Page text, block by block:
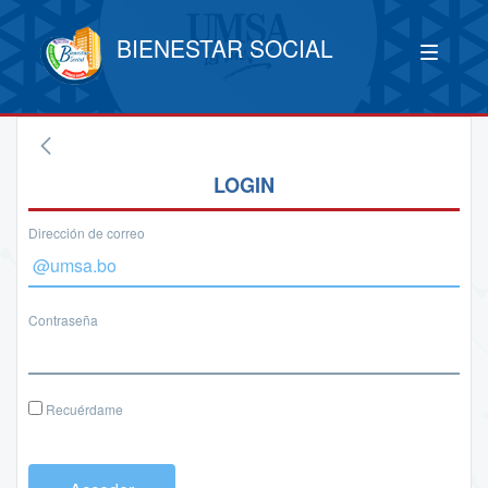
BIENESTAR SOCIAL
LOGIN
Dirección de correo
Contraseña
Recuérdame